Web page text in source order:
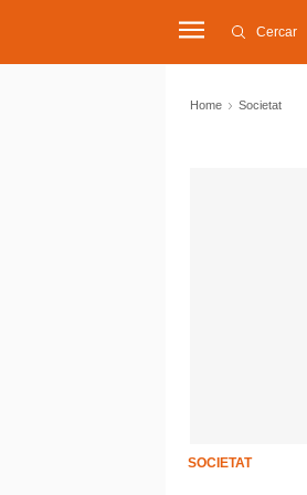
Cercar
Home Societat
SOCIETAT